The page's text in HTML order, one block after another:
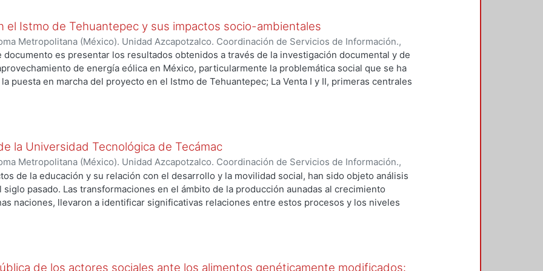
el Istmo de Tehuantepec y sus impactos socio-ambientales
Metropolitana (México). Unidad Azcapotzalco. Coordinación de Servicios de Información.,
Martha
documento es presentar los resultados obtenidos a través de la investigación documental y de
de energía eólica en México, particularmente la problemática social que se ha
puesta en marcha del proyecto en el Istmo de Tehuantepec; La Venta I y II, primeras centrales
entre hombre-naturaleza, relación que genera lazos de interdependencia, expresados a
del recurso natural, haciendo de él un constructo social, inmerso en un ensamble
históricos, económicos, políticos, culturales, sociales y tecnológicos, permiten un análisis
la Universidad Tecnológica de Tecámac
Metropolitana (México). Unidad Azcapotzalco. Coordinación de Servicios de Información.,
Carrillo, Cristina
de la educación y su relación con el desarrollo y la movilidad social, han sido objeto análisis
siglo pasado. Las transformaciones en el ámbito de la producción aunadas al crecimiento
naciones, llevaron a identificar significativas relaciones entre estos procesos y los niveles
incorporación de la mujer en el mercado laboral, el incremento de la demanda educativa, el
de los actores sociales ante los alimentos genéticamente modificados: